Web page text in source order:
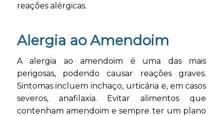
reações alérgicas.
Alergia ao Amendoim
A alergia ao amendoim é uma das mais
perigosas, podendo causar reações graves.
Sintomas incluem inchaço, urticária e, em casos
severos, anafilaxia. Evitar alimentos que
contenham amendoim e sempre ter um plano